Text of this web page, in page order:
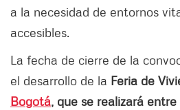
a la necesidad de entornos
accesibles.
La fecha de cierre de la
el desarrollo de la Feria de
Bogotá, que se realizará